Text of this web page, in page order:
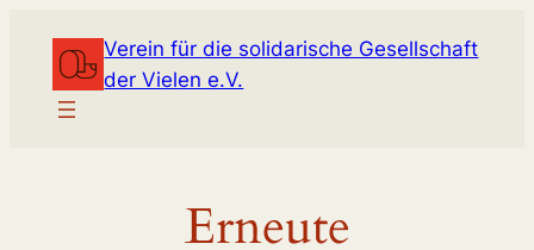
Inhalt
springen
Verein für die solidarische Gesellschaft
der Vielen e.V.
Erneute